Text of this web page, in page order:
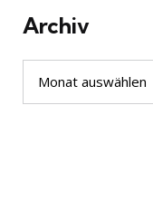
Archiv